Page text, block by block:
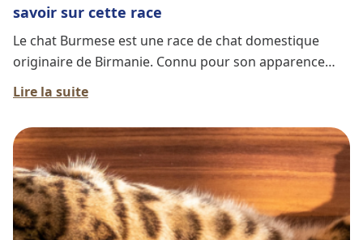
savoir sur cette race
Le chat Burmese est une race de chat domestique
originaire de Birmanie. Connu pour son apparence
élégante et son caractère affectueux, il est devenu un
compagnon prisé dans de nombreux foyers à travers
le monde. Les premiers Burmese ont été introduits
aux États-Unis dans les années 1930, et leur popularité
n'a cessé de croître depuis. Leur histoire est
intimement liée à celle de la race Siamois, avec laquelle
ils partagent plusieurs traits. Ce chat est souvent
décrit comme un "chien en peau de chat" en raison de
Lire la suite